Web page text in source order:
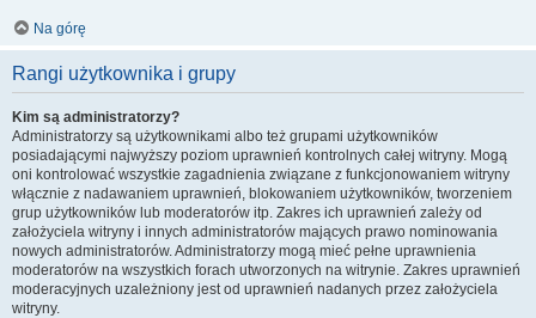
Na górę
Rangi użytkownika i grupy
Kim są administratorzy?
Administratorzy są użytkownikami albo też grupami użytkowników
posiadającymi najwyższy poziom uprawnień kontrolnych całej witryny. Mogą
oni kontrolować wszystkie zagadnienia związane z funkcjonowaniem witryny
włącznie z nadawaniem uprawnień, blokowaniem użytkowników, tworzeniem
grup użytkowników lub moderatorów itp. Zakres ich uprawnień zależy od
założyciela witryny i innych administratorów mających prawo nominowania
nowych administratorów. Administratorzy mogą mieć pełne uprawnienia
moderatorów na wszystkich forach utworzonych na witrynie. Zakres uprawnień
moderacyjnych uzależniony jest od uprawnień nadanych przez założyciela
witryny.